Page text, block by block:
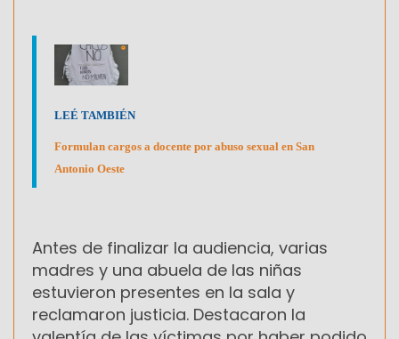
LEÉ TAMBIÉN
Formulan cargos a docente por abuso sexual en San
Antonio Oeste
Antes de finalizar la audiencia, varias
madres y una abuela de las niñas
estuvieron presentes en la sala y
reclamaron justicia. Destacaron la